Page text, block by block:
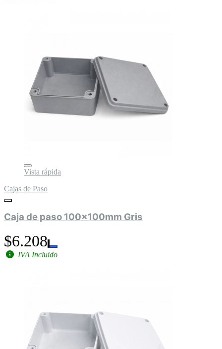
Vista rápida
Cajas de Paso
Caja de paso 100x100mm Gris
$6.208
IVA Incluido